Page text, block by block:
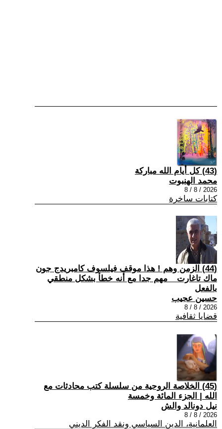
(43) كل أيام الله مباركة
محمد الهنبوت
2026 / 8 / 8
كتابات ساخرة
(44) الزمن وهم ! هذا موقف فيلسوف كامبريدج جون
ماك تاغارت _ مهم جدا مع أنه خطأ بشكل منطقي
بالفعل
حسين عجيب
2026 / 8 / 8
قضايا ثقافية
(45) الخلاصة الروحية من سلسلة كتب محادثات مع
الله | الجزء المائة وخمسة
نيل دونالد والش
2026 / 8 / 8
العلمانية، الدين السياسي ونقد الفكر الديني